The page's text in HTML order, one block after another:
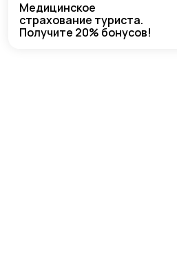
Медицинское
страхование туриста.
Получите 20% бонусов!